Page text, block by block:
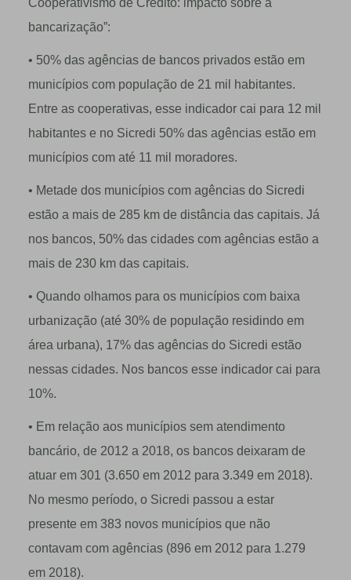
bancarização”:
• 50% das agências de bancos privados estão em
municípios com população de 21 mil habitantes.
Entre as cooperativas, esse indicador cai para 12 mil
habitantes e no Sicredi 50% das agências estão em
municípios com até 11 mil moradores.
• Metade dos municípios com agências do Sicredi
estão a mais de 285 km de distância das capitais. Já
nos bancos, 50% das cidades com agências estão a
mais de 230 km das capitais.
• Quando olhamos para os municípios com baixa
urbanização (até 30% de população residindo em
área urbana), 17% das agências do Sicredi estão
nessas cidades. Nos bancos esse indicador cai para
10%.
• Em relação aos municípios sem atendimento
bancário, de 2012 a 2018, os bancos deixaram de
atuar em 301 (3.650 em 2012 para 3.349 em 2018).
No mesmo período, o Sicredi passou a estar
presente em 383 novos municípios que não
contavam com agências (896 em 2012 para 1.279
em 2018).